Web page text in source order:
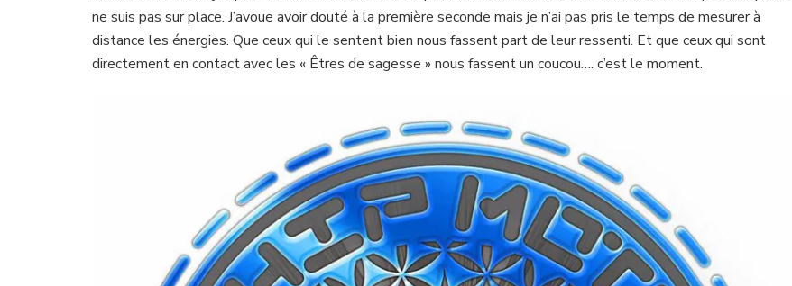
ne suis pas sur place. J’avoue avoir douté à la première seconde mais je n’ai pas pris le temps de mesurer à
distance les énergies. Que ceux qui le sentent bien nous fassent part de leur ressenti. Et que ceux qui sont
directement en contact avec les « Êtres de sagesse » nous fassent un coucou…. c’est le moment.